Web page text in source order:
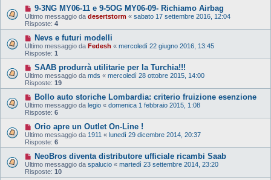
9-3NG MY06-11 e 9-5OG MY06-09- Richiamo Airbag
Ultimo messaggio da desertstorm « sabato 17 settembre 2016, 12:04
Risposte: 4
Nevs e futuri modelli
Ultimo messaggio da Fedesh « mercoledì 22 giugno 2016, 13:45
Risposte: 1
SAAB produrrà utilitarie per la Turchia!!!
Ultimo messaggio da mds « mercoledì 28 ottobre 2015, 14:00
Risposte: 19
Bollo auto storiche Lombardia: criterio fruizione esenzione
Ultimo messaggio da legio « domenica 1 febbraio 2015, 1:08
Risposte: 6
Orio apre un Outlet On-Line !
Ultimo messaggio da 1911 « lunedì 29 dicembre 2014, 20:37
Risposte: 6
NeoBros diventa distributore ufficiale ricambi Saab
Ultimo messaggio da spalucio « martedì 23 settembre 2014, 23:20
Risposte: 10